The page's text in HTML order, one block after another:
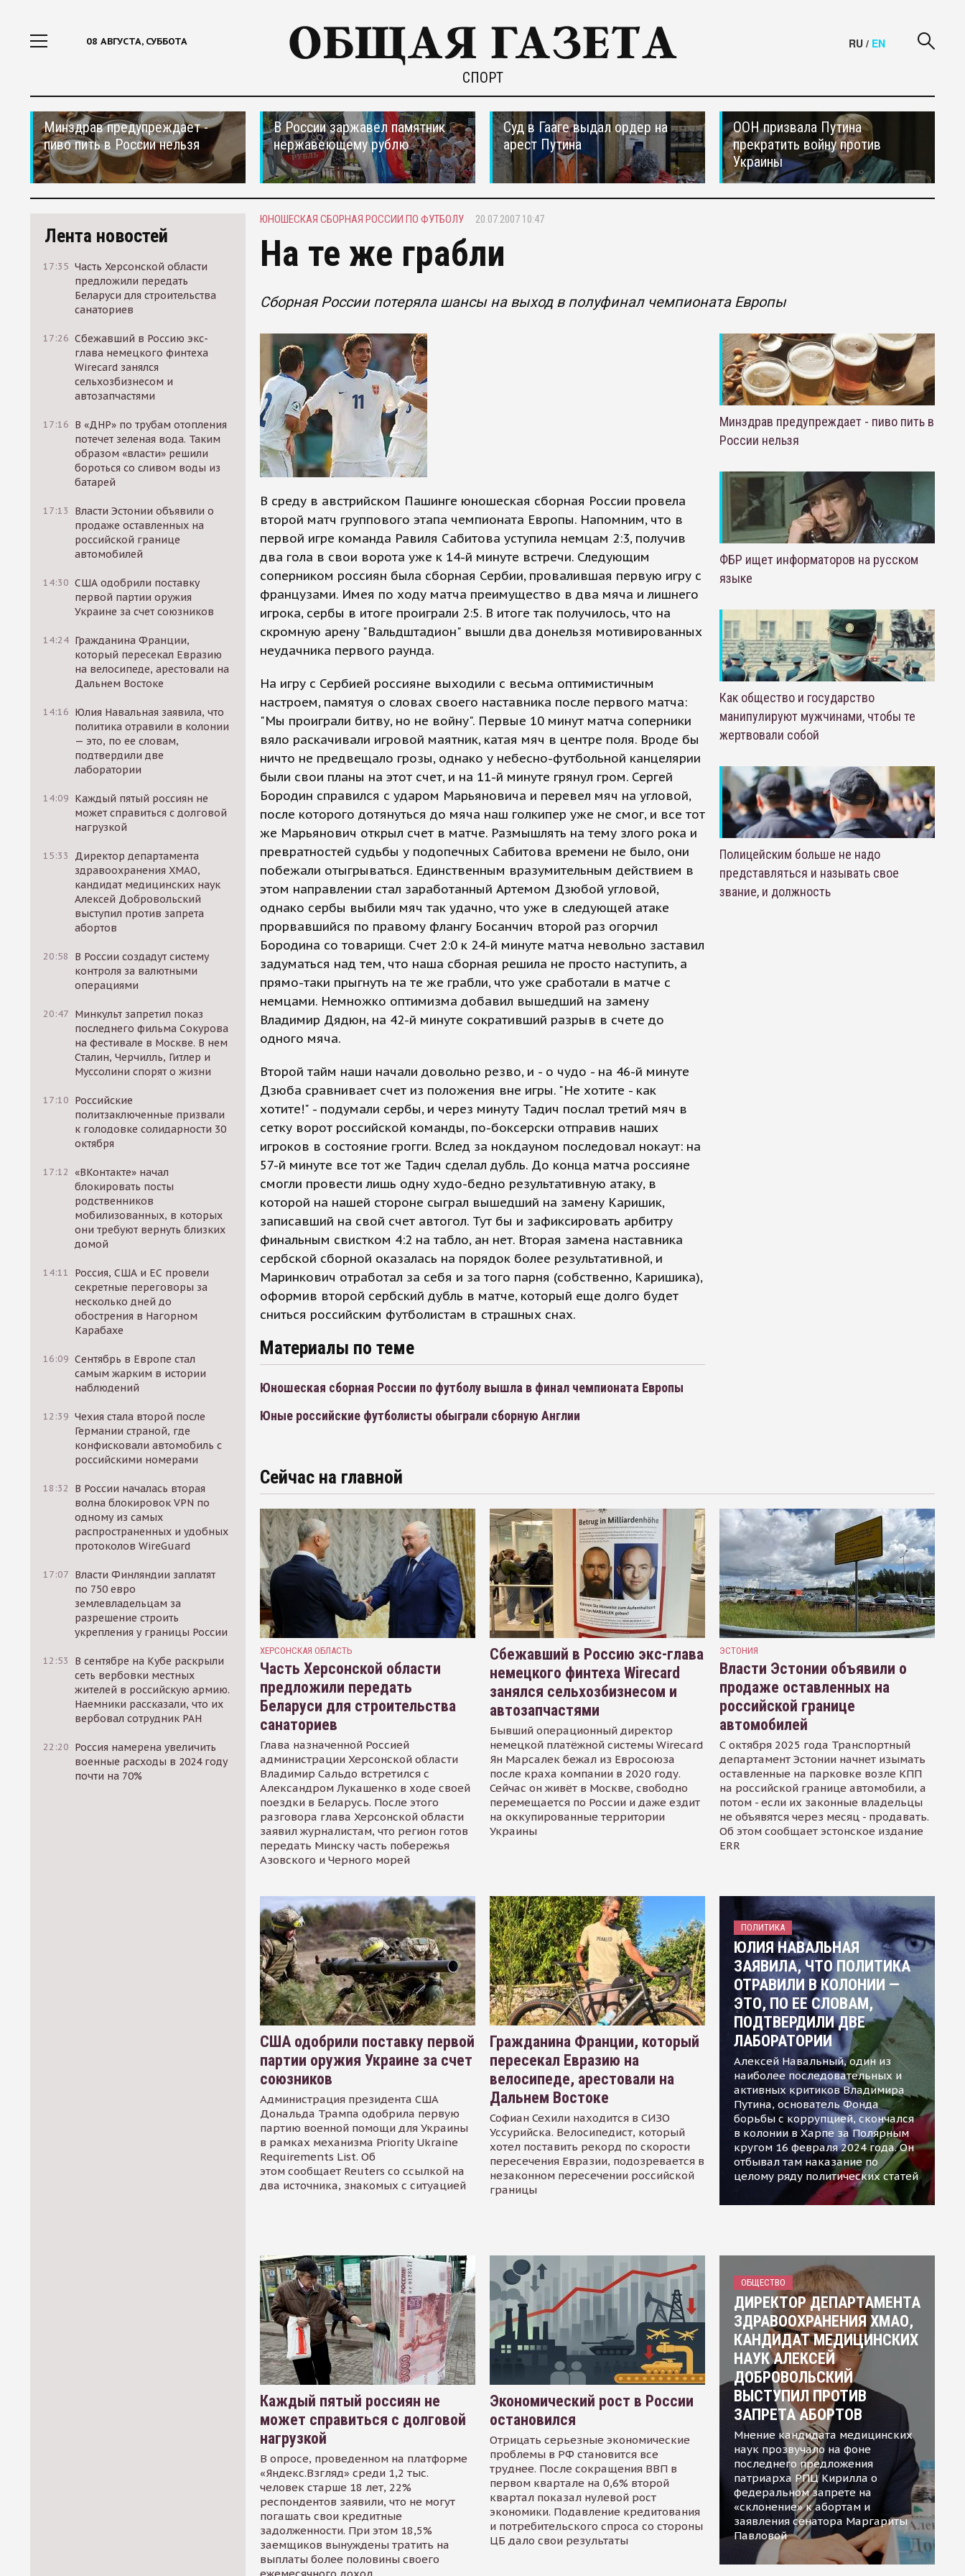
08 АВГУСТА, СУББОТА
СПОРТ
RU / EN
Минздрав предупреждает -
пиво пить в России нельзя
В России заржавел памятник
нержавеющему рублю
Суд в Гааге выдал ордер на
арест Путина
ООН призвала Путина
прекратить войну против
Украины
Лента новостей
17:35 Часть Херсонской области
предложили передать
Беларуси для строительства
санаториев
17:26 Сбежавший в Россию экс-
глава немецкого финтеха
Wirecard занялся
сельхозбизнесом и
автозапчастями
17:16 В «ДНР» по трубам отопления
потечет зеленая вода. Таким
образом «власти» решили
бороться со сливом воды из
батарей
17:13
Власти Эстонии объявили о
продаже оставленных на
российской границе
автомобилей
14:30 США одобрили поставку
первой партии оружия
Украине за счет союзников
14:24 Гражданина Франции,
который пересекал Евразию
на велосипеде, арестовали на
Дальнем Востоке
14:16 Юлия Навальная заявила, что
политика отравили в колонии
— это, по ее словам,
подтвердили две
лаборатории
14:09 Каждый пятый россиян не
может справиться с долговой
нагрузкой
15:33
Директор департамента
здравоохранения ХМАО,
кандидат медицинских наук
Алексей Добровольский
выступил против запрета
абортов
20:58
В России создадут систему
контроля за валютными
операциями
20:47 Минкульт запретил показ
последнего фильма Сокурова
на фестивале в Москве. В нем
Сталин, Черчилль, Гитлер и
Муссолини спорят о жизни
17:10 Российские
политзаключенные призвали
к голодовке солидарности 30
октября
17:12 «ВКонтакте» начал
блокировать посты
родственников
мобилизованных, в которых
они требуют вернуть близких
домой
14:11
Россия, США и ЕС провели
секретные переговоры за
несколько дней до
обострения в Нагорном
Карабахе
16:09 Сентябрь в Европе стал
самым жарким в истории
наблюдений
12:39 Чехия стала второй после
Германии страной, где
конфисковали автомобиль с
российскими номерами
18:32
В России началась вторая
волна блокировок VPN по
одному из самых
распространенных и удобных
протоколов WireGuard
17:07 Власти Финляндии заплатят
по 750 евро
землевладельцам за
разрешение строить
укрепления у границы России
12:53
В сентябре на Кубе раскрыли
сеть вербовки местных
жителей в российскую армию.
Наемники рассказали, что их
вербовал сотрудник РАН
22:20 Россия намерена увеличить
военные расходы в 2024 году
почти на 70%
ЮНОШЕСКАЯ СБОРНАЯ РОССИИ ПО ФУТБОЛУ 20.07.2007 10:47
На те же грабли
Сборная России потеряла шансы на выход в полуфинал чемпионата Европы
В среду в австрийском Пашинге юношеская сборная России провела
второй матч группового этапа чемпионата Европы. Напомним, что в
первой игре команда Равиля Сабитова уступила немцам 2:3, получив
два гола в свои ворота уже к 14-й минуте встречи. Следующим
соперником россиян была сборная Сербии, провалившая первую игру с
французами. Имея по ходу матча преимущество в два мяча и лишнего
игрока, сербы в итоге проиграли 2:5. В итоге так получилось, что на
скромную арену "Вальдштадион" вышли два донельзя мотивированных
неудачника первого раунда.
На игру с Сербией россияне выходили с весьма оптимистичным
настроем, памятуя о словах своего наставника после первого матча:
"Мы проиграли битву, но не войну". Первые 10 минут матча соперники
вяло раскачивали игровой маятник, катая мяч в центре поля. Вроде бы
ничто не предвещало грозы, однако у небесно-футбольной канцелярии
были свои планы на этот счет, и на 11-й минуте грянул гром. Сергей
Бородин справился с ударом Марьяновича и перевел мяч на угловой,
после которого дотянуться до мяча наш голкипер уже не смог, и все тот
же Марьянович открыл счет в матче. Размышлять на тему злого рока и
превратностей судьбы у подопечных Сабитова времени не было, они
побежали отыгрываться. Единственным вразумительным действием в
этом направлении стал заработанный Артемом Дзюбой угловой,
однако сербы выбили мяч так удачно, что уже в следующей атаке
прорвавшийся по правому флангу Босанчич второй раз огорчил
Бородина со товарищи. Счет 2:0 к 24-й минуте матча невольно заставил
задуматься над тем, что наша сборная решила не просто наступить, а
прямо-таки прыгнуть на те же грабли, что уже сработали в матче с
немцами. Немножко оптимизма добавил вышедший на замену
Владимир Дядюн, на 42-й минуте сокративший разрыв в счете до
одного мяча.
Второй тайм наши начали довольно резво, и - о чудо - на 46-й минуте
Дзюба сравнивает счет из положения вне игры. "Не хотите - как
хотите!" - подумали сербы, и через минуту Тадич послал третий мяч в
сетку ворот российской команды, по-боксерски отправив наших
игроков в состояние грогги. Вслед за нокдауном последовал нокаут: на
57-й минуте все тот же Тадич сделал дубль. До конца матча россияне
смогли провести лишь одну худо-бедно результативную атаку, в
которой на нашей стороне сыграл вышедший на замену Каришик,
записавший на свой счет автогол. Тут бы и зафиксировать арбитру
финальным свистком 4:2 на табло, ан нет. Вторая замена наставника
сербской сборной оказалась на порядок более результативной, и
Маринкович отработал за себя и за того парня (собственно, Каришика),
оформив второй сербский дубль в матче, который еще долго будет
сниться российским футболистам в страшных снах.
Материалы по теме
Юношеская сборная России по футболу вышла в финал чемпионата Европы
Юные российские футболисты обыграли сборную Англии
Минздрав предупреждает - пиво пить в
России нельзя
ФБР ищет информаторов на русском
языке
Как общество и государство
манипулируют мужчинами, чтобы те
жертвовали собой
Полицейским больше не надо
представляться и называть свое
звание, и должность
Сейчас на главной
ХЕРСОНСКАЯ ОБЛАСТЬ
Часть Херсонской области
предложили передать
Беларуси для строительства
санаториев
Глава назначенной Россией
администрации Херсонской области
Владимир Сальдо встретился с
Александром Лукашенко в ходе своей
поездки в Беларусь. После этого
разговора глава Херсонской области
заявил журналистам, что регион готов
передать Минску часть побережья
Азовского и Черного морей
Сбежавший в Россию экс-глава
немецкого финтеха Wirecard
занялся сельхозбизнесом и
автозапчастями
Бывший операционный директор
немецкой платёжной системы Wirecard
Ян Марсалек бежал из Евросоюза
после краха компании в 2020 году.
Сейчас он живёт в Москве, свободно
перемещается по России и даже ездит
на оккупированные территории
Украины
ЭСТОНИЯ
Власти Эстонии объявили о
продаже оставленных на
российской границе
автомобилей
С октября 2025 года Транспортный
департамент Эстонии начнет изымать
оставленные на парковке возле КПП
на российской границе автомобили, а
потом - если их законные владельцы
не объявятся через месяц - продавать.
Об этом сообщает эстонское издание
ERR
США одобрили поставку первой
партии оружия Украине за счет
союзников
Администрация президента США
Дональда Трампа одобрила первую
партию военной помощи для Украины
в рамках механизма Priority Ukraine
Requirements List. Об
этом сообщает Reuters со ссылкой на
два источника, знакомых с ситуацией
Гражданина Франции, который
пересекал Евразию на
велосипеде, арестовали на
Дальнем Востоке
Софиан Сехили находится в СИЗО
Уссурийска. Велосипедист, который
хотел поставить рекорд по скорости
пересечения Евразии, подозревается в
незаконном пересечении российской
границы
ПОЛИТИКА
ЮЛИЯ НАВАЛЬНАЯ
ЗАЯВИЛА, ЧТО ПОЛИТИКА
ОТРАВИЛИ В КОЛОНИИ —
ЭТО, ПО ЕЕ СЛОВАМ,
ПОДТВЕРДИЛИ ДВЕ
ЛАБОРАТОРИИ
Алексей Навальный, один из
наиболее последовательных и
активных критиков Владимира
Путина, основатель Фонда
борьбы с коррупцией, скончался
в колонии в Харпе за Полярным
кругом 16 февраля 2024 года. Он
отбывал там наказание по
целому ряду политических статей
Каждый пятый россиян не
может справиться с долговой
нагрузкой
В опросе, проведенном на платформе
«Яндекс.Взгляд» среди 1,2 тыс.
человек старше 18 лет, 22%
респондентов заявили, что не могут
погашать свои кредитные
задолженности. При этом 18,5%
заемщиков вынуждены тратить на
выплаты более половины своего
Экономический рост в России
остановился
Отрицать серьезные экономические
проблемы в РФ становится все
труднее. После сокращения ВВП в
первом квартале на 0,6% второй
квартал показал нулевой рост
экономики. Подавление кредитования
и потребительского спроса со стороны
ЦБ дало свои результаты
ОБЩЕСТВО
ДИРЕКТОР ДЕПАРТАМЕНТА
ЗДРАВООХРАНЕНИЯ ХМАО,
КАНДИДАТ МЕДИЦИНСКИХ
НАУК АЛЕКСЕЙ
ДОБРОВОЛЬСКИЙ
ВЫСТУПИЛ ПРОТИВ
ЗАПРЕТА АБОРТОВ
Мнение кандидата медицинских
наук прозвучало на фоне
последнего предложения
патриарха РПЦ Кирилла о
федеральном запрете на
«склонение» к абортам и
заявления сенатора Маргариты
Павловой